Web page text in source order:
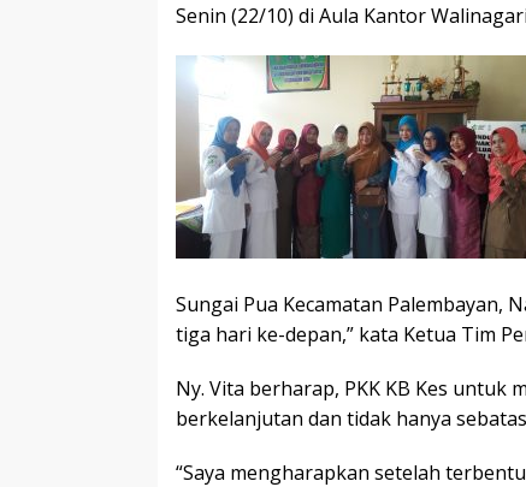
Senin (22/10) di Aula Kantor
Sungai Pua Kecamatan Palembayan,
tiga hari ke-depan,” kata Ketua Tim
Ny. Vita berharap, PKK KB Kes untuk
berkelanjutan dan tidak hanya
“Saya mengharapkan setelah